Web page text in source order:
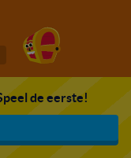
de eerste!